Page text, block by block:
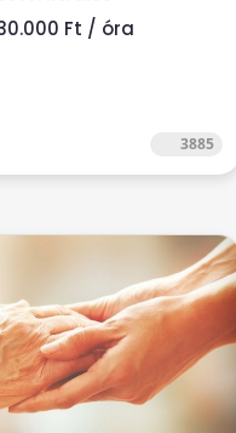
Ft / óra
3885